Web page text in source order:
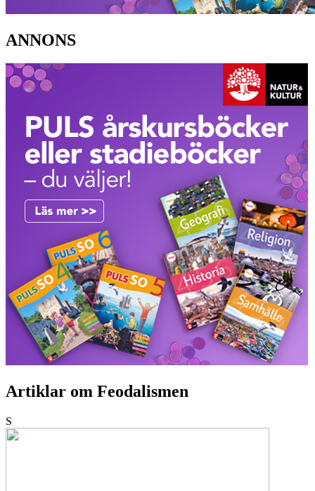
ANNONS
Artiklar om Feodalismen
S